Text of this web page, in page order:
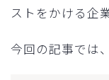
ストをかける企
今回の記事では、